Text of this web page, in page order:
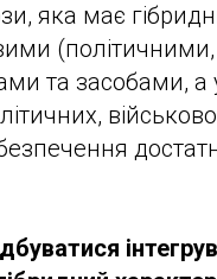
яка має
та засобами, а у